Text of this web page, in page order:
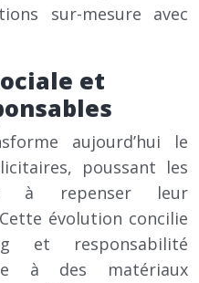
sur-mesure avec
et
aujourd’hui le
poussant les
à repenser leur
évolution concilie
et responsabilité
à des matériaux